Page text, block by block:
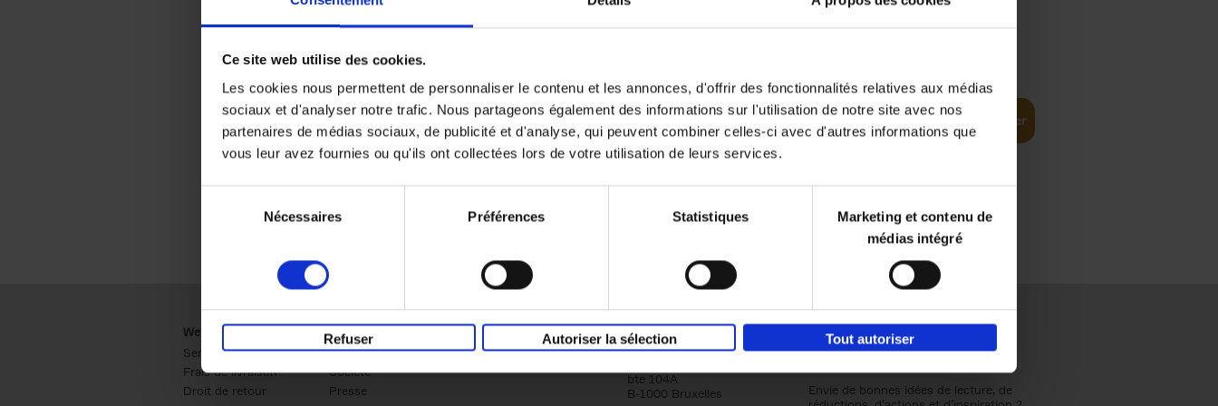
Ce site web utilise des cookies.
Les cookies nous permettent de personnaliser le contenu et les annonces, d'offrir des fonctionnalités relatives aux médias
sociaux et d'analyser notre trafic. Nous partageons également des informations sur l'utilisation de notre site avec nos
partenaires de médias sociaux, de publicité et d'analyse, qui peuvent combiner celles-ci avec d'autres informations que
vous leur avez fournies ou qu'ils ont collectées lors de votre utilisation de leurs services.
Nécessaires Préférences Statistiques
Marketing et contenu de
médias intégré
Refuser Autoriser la sélection Tout autoriser
Planning to Promoting
Clo Willaerts
Couverture souple
352 Ajouter au panier
Webshop
Service clients
Frais de livraison
Droit de retour
Business
Ventes
Société
Presse
Société
Qui sommes-nous?
Éditions Racine
Tour & Taxis
bte 104A
B-1000 Bruxelles
Envie de bonnes idées de lecture, de